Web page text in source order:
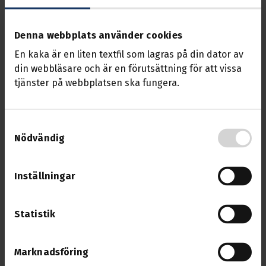
Denna webbplats använder cookies
En kaka är en liten textfil som lagras på din dator av
din webbläsare och är en förutsättning för att vissa
tjänster på webbplatsen ska fungera.
Nödvändig
Inställningar
Statistik
Marknadsföring
Läs mer om Spotify
Spotify
Nu finns vi på Spotify, in och lyssna!
Nyhet 02 sep. 2022
Uppdatera dina kontaktuppgifter
Informationen från avdelningen går i första hand ut via
Nyhet 10 mars 2022